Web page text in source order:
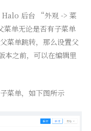
Halo 后台 “外观 -> 菜
单无论是否有子菜单
菜单跳转，那么设置父
之前，可以在编辑里
菜单，如下图所示